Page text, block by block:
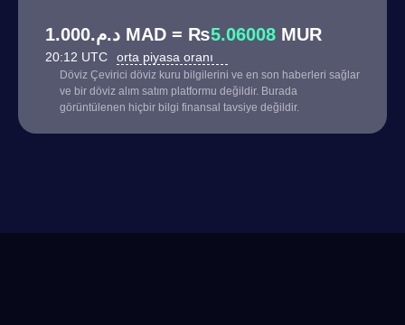
د.م.1.000 MAD = ₨5.06008 MUR
20:12 UTC orta piyasa oranı
Döviz Çevirici döviz kuru bilgilerini ve en son haberleri sağlar
ve bir döviz alım satım platformu değildir. Burada
görüntülenen hiçbir bilgi finansal tavsiye değildir.